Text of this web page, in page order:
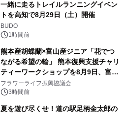
一緒に走るトレイルランニングイベン
トを高知で8月29日（土）開催
BUDO
1時間前
熊本産胡蝶蘭×富山産ジニア「花でつ
ながる希望の輪」 熊本復興支援チャリ
ティーワークショップを8月9日、富
山・射水で開催
フラワーライフ振興協議会
3時間前
夏を遊び尽くせ！道の駅足柄金太郎の